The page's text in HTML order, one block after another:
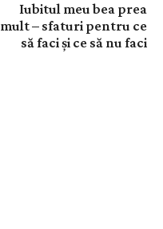
Iubitul meu bea prea
mult – sfaturi pentru ce
să faci și ce să nu faci